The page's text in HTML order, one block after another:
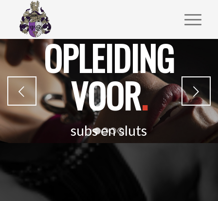
OPLEIDING
VOOR.
subs en sluts
PIJN VAKKEN LUST VAKKEN
Volgende
1